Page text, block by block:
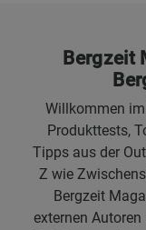
Bergzeit
Willkommen
Produkttests,
Tipps aus der
Z wie
Bergzeit
externen